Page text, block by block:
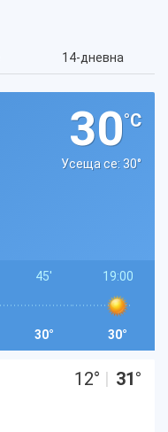
14-дневна
30°C
Усеща се: 30°
45'
30°
19:00
30°
12° | 31°